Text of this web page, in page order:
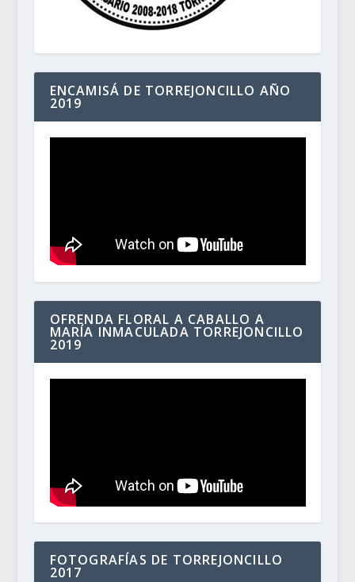
ENCAMISÁ DE TORREJONCILLO AÑO
2019
OFRENDA FLORAL A CABALLO A
MARÍA INMACULADA TORREJONCILLO
2019
FOTOGRAFÍAS DE TORREJONCILLO
2017